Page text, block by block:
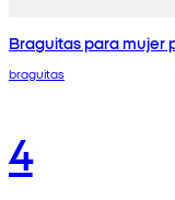
Braguitas para mujer
braguitas
4